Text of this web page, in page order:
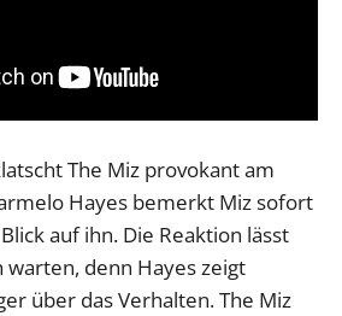
The Miz provokant am
Hayes bemerkt Miz sofort
auf ihn. Die Reaktion lässt
warten, denn Hayes zeigt
über das Verhalten. The Miz